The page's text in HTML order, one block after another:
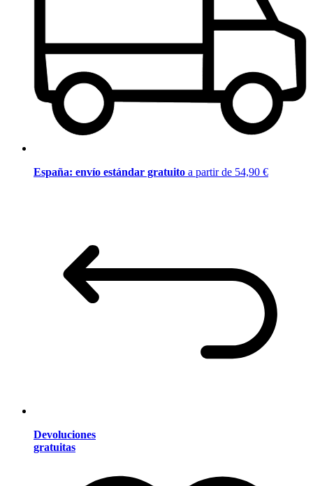
España: envío estándar gratuito a partir de 54,90 €
Devoluciones
gratuitas